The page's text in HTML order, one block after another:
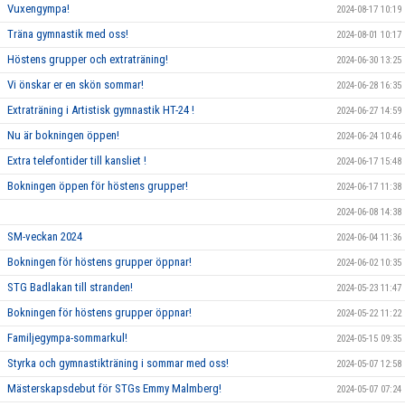
Vuxengympa! 2024-08-17 10:19
Träna gymnastik med oss! 2024-08-01 10:17
Höstens grupper och extraträning! 2024-06-30 13:25
Vi önskar er en skön sommar! 2024-06-28 16:35
Extraträning i Artistisk gymnastik HT-24 ! 2024-06-27 14:59
Nu är bokningen öppen! 2024-06-24 10:46
Extra telefontider till kansliet ! 2024-06-17 15:48
Bokningen öppen för höstens grupper! 2024-06-17 11:38
2024-06-08 14:38
SM-veckan 2024 2024-06-04 11:36
Bokningen för höstens grupper öppnar! 2024-06-02 10:35
STG Badlakan till stranden! 2024-05-23 11:47
Bokningen för höstens grupper öppnar! 2024-05-22 11:22
Familjegympa-sommarkul! 2024-05-15 09:35
Styrka och gymnastikträning i sommar med oss! 2024-05-07 12:58
Mästerskapsdebut för STGs Emmy Malmberg! 2024-05-07 07:24